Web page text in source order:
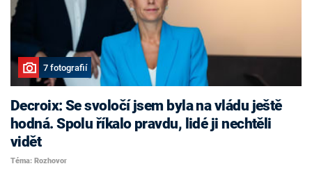
7 fotografií
Decroix: Se svoločí jsem byla na vládu ještě
hodná. Spolu říkalo pravdu, lidé ji nechtěli
vidět
Téma: Rozhovor